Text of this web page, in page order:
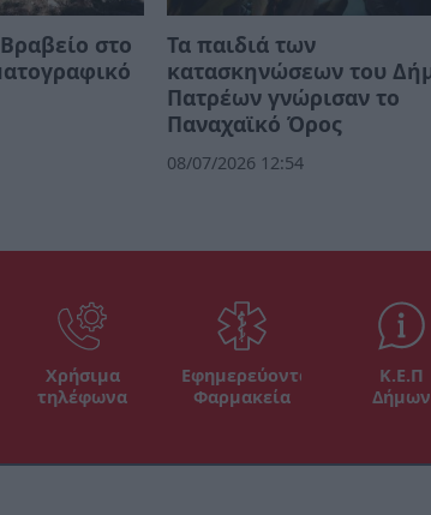
στο
Τα παιδιά των
κατασκηνώσεων του
Πατρέων γνώρισαν το
Παναχαϊκό Όρος
08/07/2026 12:54
Χρήσιμα
τηλέφωνα
Εφημερεύοντα
Φαρμακεία
Κ.Ε.Π
Δήμων